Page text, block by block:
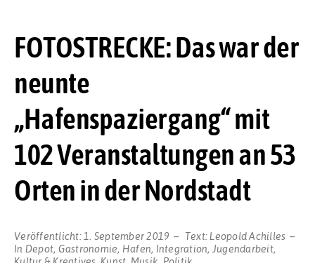
FOTOSTRECKE: Das war der
neunte
„Hafenspaziergang“ mit
102 Veranstaltungen an 53
Orten in der Nordstadt
Veröffentlicht: 1. September 2019 Text:Leopold Achilles
In Depot, Gastronomie, Hafen, Integration, Jugendarbeit,